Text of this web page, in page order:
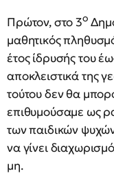
Πρώτον, στο 3ο
μαθητικός
έτος ίδρυσής του
αποκλειστικά της
τούτου δεν θα
επιθυμούσαμε ως
των παιδικών
να γίνει
μη.